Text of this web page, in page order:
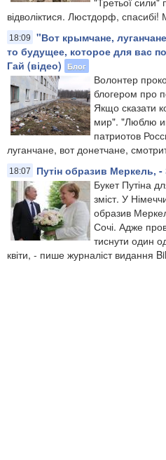
відволіктися. Люстдорф, спасибі!
18:09
"Вот крымчане,
то будущее, которое для вас
Гай (відео)
Блог
Волонтер
блогером про
Якщо сказати
мир". "Люблю
патриотов
луганчане, вот донетчане,
18:07 Путін образив Меркель, -
Букет Путіна
зміст. У
образив
Сочі. Адже
тиснути один
квіти, - пише журналіст видання